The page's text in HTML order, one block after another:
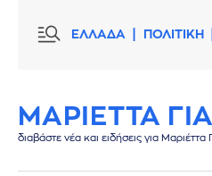
ΕΛΛΑΔΑ ΠΟΛΙΤΙΚΗ
ΜΑΡΙΕΤΤΑ
διαβάστε νέα και ειδήσεις για Μαριέττα